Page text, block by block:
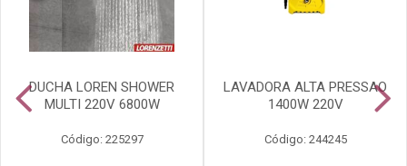
DUCHA LOREN SHOWER
MULTI 220V 6800W
Código: 225297
LAVADORA ALTA PRESSAO
1400W 220V
Código: 244245